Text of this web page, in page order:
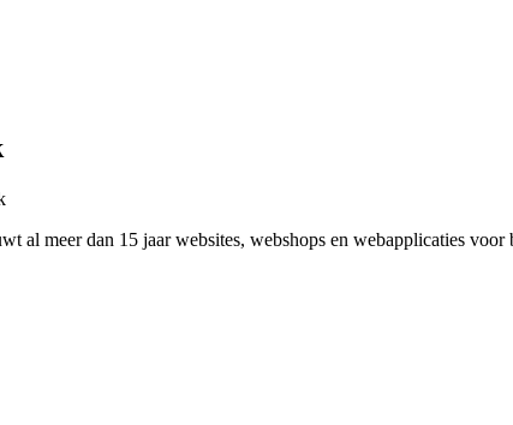
al meer dan 15 jaar websites, webshops en webapplicaties